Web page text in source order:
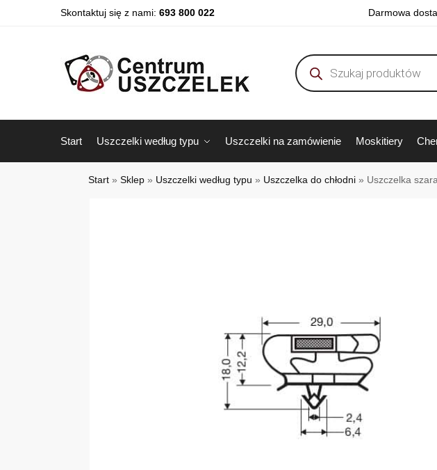
Skontaktuj się z nami: 693 800 022 Darmowa
Start Uszczelki według typu Uszczelki na zamówienie Moskitiery
Start » Sklep » Uszczelki według typu » Uszczelka do chłodni » Uszczelka